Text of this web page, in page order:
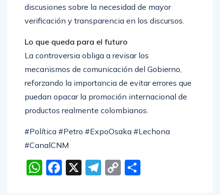
discusiones sobre la necesidad de mayor
verificación y transparencia en los discursos.
Lo que queda para el futuro
La controversia obliga a revisar los
mecanismos de comunicación del Gobierno,
reforzando la importancia de evitar errores que
puedan opacar la promoción internacional de
productos realmente colombianos.
#Política #Petro #ExpoOsaka #Lechona
#CanalCNM
WhatsApp
Facebook
X Telegram
Copy